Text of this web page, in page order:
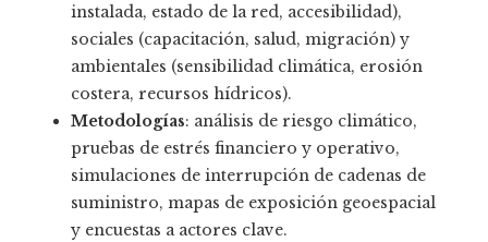
instalada, estado de la red, accesibilidad),
sociales (capacitación, salud, migración) y
ambientales (sensibilidad climática, erosión
costera, recursos hídricos).
Metodologías: análisis de riesgo climático,
pruebas de estrés financiero y operativo,
simulaciones de interrupción de cadenas de
suministro, mapas de exposición geoespacial
y encuestas a actores clave.